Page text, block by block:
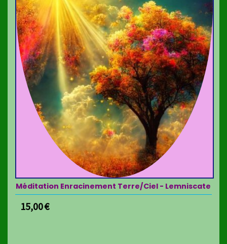
Méditation Enracinement Terre/Ciel - Lemniscate
15,00€